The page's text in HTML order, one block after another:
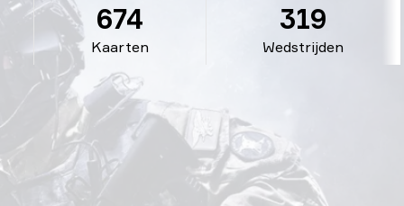
Kaarten
674
Wedstrijden
319